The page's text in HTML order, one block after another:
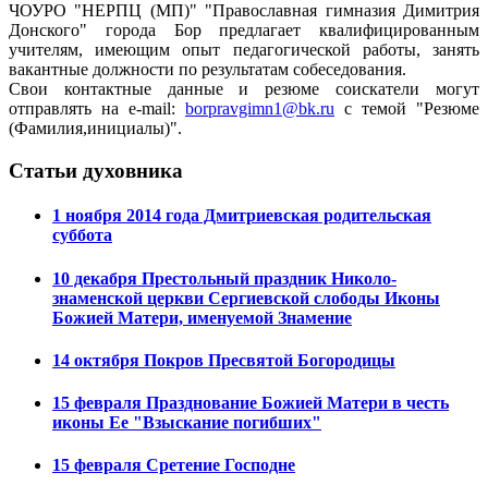
ЧОУРО "НЕРПЦ (МП)" "Православная гимназия Димитрия
Донского" города Бор предлагает квалифицированным
учителям, имеющим опыт педагогической работы, занять
вакантные должности по результатам собеседования.
Свои контактные данные и резюме соискатели могут
отправлять на e-mail: borpravgimn1@bk.ru с темой "Резюме
(Фамилия,инициалы)".
Статьи духовника
1 ноября 2014 года Дмитриевская родительская
суббота
10 декабря Престольный праздник Николо-
знаменской церкви Сергиевской слободы Иконы
Божией Матери, именуемой Знамение
14 октября Покров Пресвятой Богородицы
15 февраля Празднование Божией Матери в честь
иконы Ее "Взыскание погибших"
15 февраля Сретение Господне